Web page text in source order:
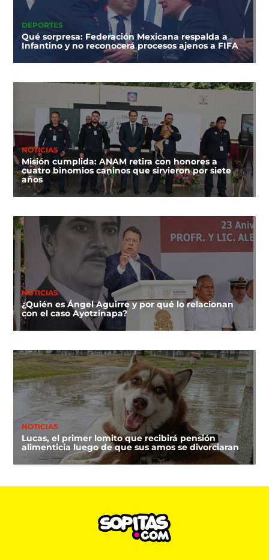
DEPORTES
Qué sorpresa: Federación Mexicana respalda a
Infantino y no reconocerá procesos ajenos a FIFA
NOTICIAS
Misión cumplida: ANAM retira con honores a
cuatro binomios caninos que sirvieron por siete
años
NOTICIAS
¿Quién es Ángel Aguirre y por qué lo relacionan
con el caso Ayotzinapa?
NOTICIAS
Lucas, el primer lomito que recibirá pensión
alimenticia luego de que sus amos se divorciaran